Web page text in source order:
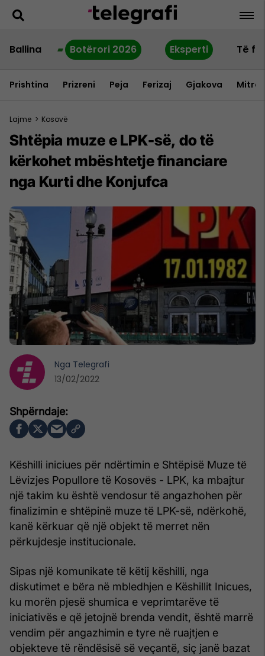
Ballina Botërori 2026 Eksperti Të
Prishtina Prizreni Peja Ferizaj Gjakova
Lajme > Kosovë
Shtëpia muze e LPK-së, do të
kërkohet mbështetje financiare
nga Kurti dhe Konjufca
Këshilli iniciues për ndërtimin e Shtëpisë Muze tё
Lёvizjes Popullore të Kosovёs - LPK, ka mbajtur
një takim ku është vendosur të angazhohen për
finalizimin e shtëpinë muze të LPK-së, ndërkohë,
kanë kërkuar që një objekt të merret nën
përkujdesje institucionale.
Sipas një komunikate të këtij këshilli, nga
diskutimet e bёra në mbledhjen e Këshillit Inicues,
ku morën pjesë shumica e veprimtarëve të
iniciativës e që jetojnë brenda vendit, është marrë
vendim për angazhimin e tyre në ruajtjen e
objekteve të rëndësisë së veçantë, siç janë bazat
Nga Telegrafi
13/02/2022